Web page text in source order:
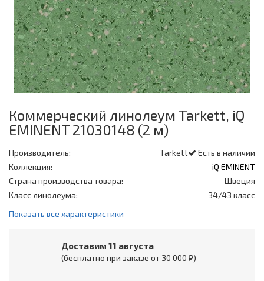
Коммерческий линолеум Tarkett, iQ
EMINENT 21030148 (2 м)
Есть в наличии
Производитель:
Tarkett
Коллекция:
iQ EMINENT
Страна производства товара:
Швеция
Класс линолеума:
34/43 класс
Показать все характеристики
Доставим 11 августа
(бесплатно при заказе от 30 000 ₽)